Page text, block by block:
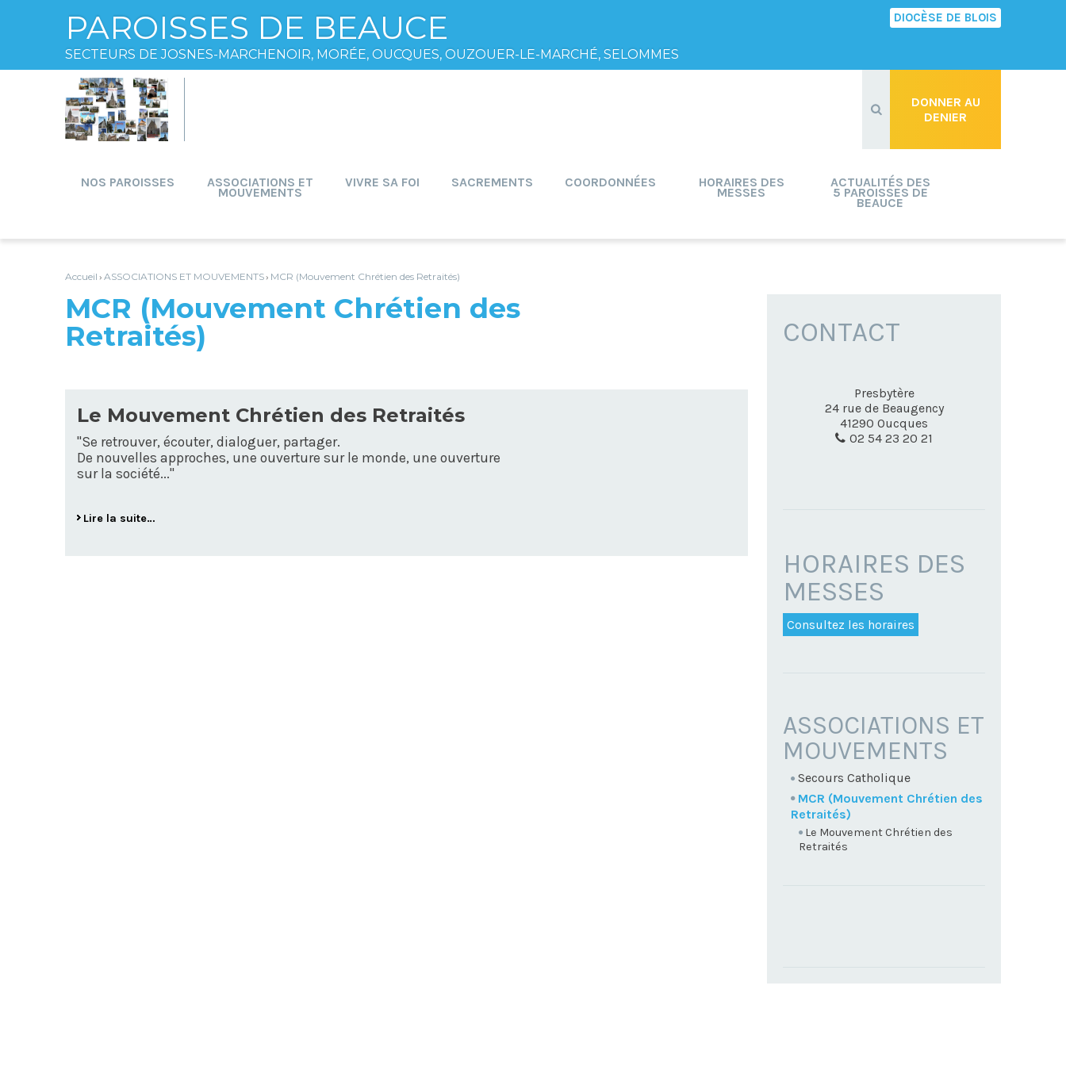
PAROISSES DE BEAUCE
SECTEURS DE JOSNES-MARCHENOIR, MORÉE, OUCQUES, OUZOUER-LE-MARCHÉ, SELOMMES
DIOCÈSE DE BLOIS
contenu.
|
Aller
à
la
navigation
personnels
DONNER AU
DENIER
NOS PAROISSES ASSOCIATIONS ET
MOUVEMENTS
VIVRE SA FOI SACREMENTS COORDONNÉES HORAIRES DES
MESSES
ACTUALITÉS DES
5 PAROISSES DE
BEAUCE
Accueil › ASSOCIATIONS ET MOUVEMENTS› MCR (Mouvement Chrétien des Retraités)
MCR (Mouvement Chrétien des
Retraités)
Le Mouvement Chrétien des Retraités
"Se retrouver, écouter, dialoguer, partager.
De nouvelles approches, une ouverture sur le monde, une ouverture
sur la société..."
Lire la suite…
CONTACT
Presbytère
24 rue de Beaugency
41290 Oucques
02 54 23 20 21
HORAIRES DES
MESSES
Consultez les horaires
NAVIGATION
ASSOCIATIONS ET
MOUVEMENTS
Secours Catholique
MCR (Mouvement Chrétien des
Retraités)
Le Mouvement Chrétien des
Retraités